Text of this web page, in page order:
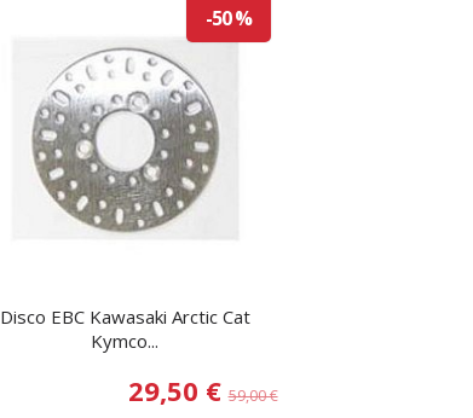
-50 %
Disco EBC Kawasaki Arctic Cat
Kymco...
29,50 €59,00 €